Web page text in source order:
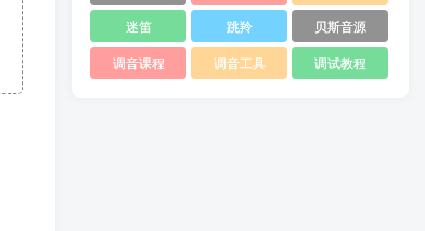
迷笛
跳羚
贝斯音源
调音课程
调音工具 调试教程